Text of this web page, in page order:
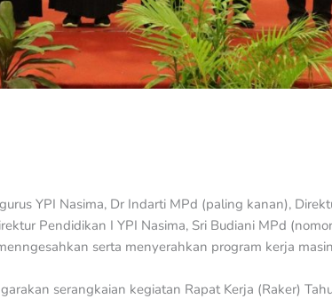
YPI Nasima, Dr Indarti MPd (paling kanan),
Pendidikan I YPI Nasima, Sri Budiani MPd
serta menyerahkan program kerja
serangkaian kegiatan Rapat Kerja (Raker)